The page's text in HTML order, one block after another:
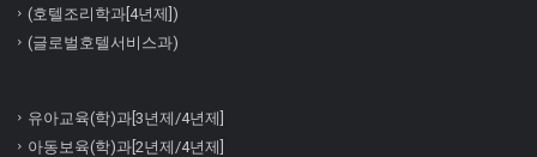
(호텔조리학과[4년제])
(글로벌호텔서비스과)
유아교육(학)과[3년제/4년제]
아동보육(학)과[2년제/4년제]